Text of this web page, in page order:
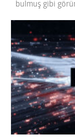
bulmuş gibi